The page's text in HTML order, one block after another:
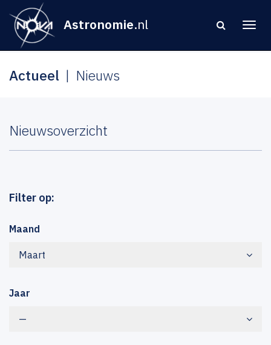
Astronomie.nl
Actueel Nieuws
Nieuwsoverzicht
Filter op:
Maand
Maart
Jaar
—